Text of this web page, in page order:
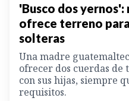
'Busco dos
ofrece terreno para
solteras
Una madre
ofrecer dos cuerdas de
con sus hijas, siempre
requisitos.